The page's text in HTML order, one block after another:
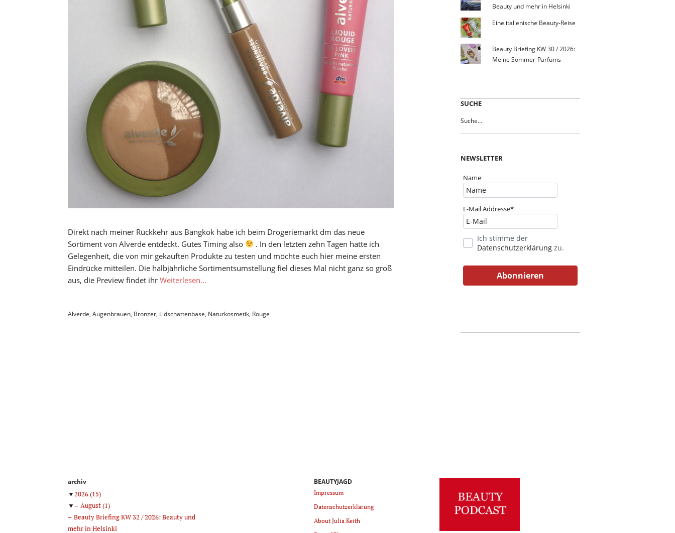
Direkt nach meiner Rückkehr aus Bangkok habe ich beim Drogeriemarkt dm das neue
Sortiment von Alverde entdeckt. Gutes Timing also
. In den letzten zehn Tagen hatte ich
Gelegenheit, die von mir gekauften Produkte zu testen und möchte euch hier meine ersten
Eindrücke mitteilen. Die halbjährliche Sortimentsumstellung fiel dieses Mal nicht ganz so groß
aus, die Preview findet ihr Weiterlesen…
Alverde, Augenbrauen, Bronzer, Lidschattenbase, Naturkosmetik, Rouge
Beauty und mehr in Helsinki
Eine italienische Beauty-Reise
Beauty Briefing KW 30 / 2026:
Meine Sommer-Parfüms
SUCHE
NEWSLETTER
Name
E-Mail Addresse*
Ich stimme der
Datenschutzerklärung zu.
archiv
▼ 2026(15)
▼
August(1)
Beauty Briefing KW 32 / 2026: Beauty und
mehr in Helsinki
BEAUTYJAGD
Impressum
Datenschutzerklärung
About Julia Keith